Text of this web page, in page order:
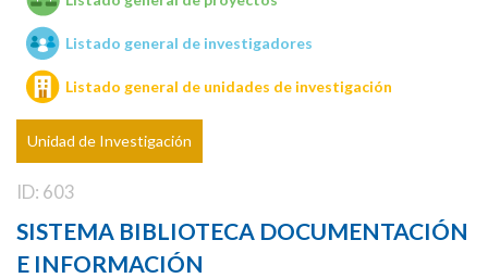
Unidades de investigación
Listado general de investigadores
Listado general de unidades de investigación
Unidad de Investigación
ID: 603
SISTEMA BIBLIOTECA DOCUMENTACIÓN
E INFORMACIÓN